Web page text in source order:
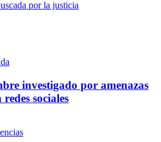
por la justicia
investigado por amenazas
sociales